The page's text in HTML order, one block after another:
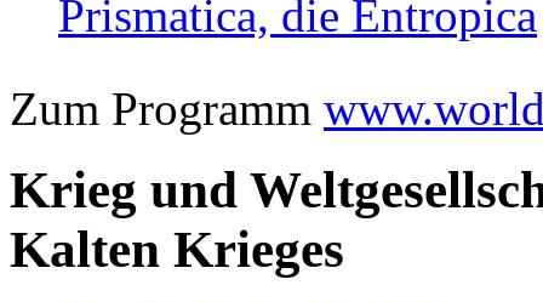
Prismatica, die Entropica
Zum Programm
Krieg und
Kalten Krieges